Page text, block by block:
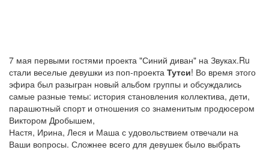
7 мая первыми гостями проекта "Синий диван" на Звуках.Ru
стали веселые девушки из поп-проекта Тутси! Во время этого
эфира был разыгран новый альбом группы и обсуждались
самые разные темы: история становления коллектива, дети,
парашютный спорт и отношения со знаменитым продюсером
Виктором Дробышем,
Настя, Ирина, Леся и Маша с удовольствием отвечали на
Ваши вопросы. Сложнее всего для девушек было выбрать